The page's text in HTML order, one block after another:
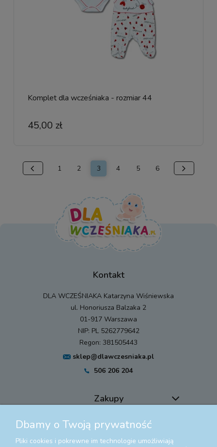
Komplet dla wcześniaka - rozmiar 44
45,00 zł
1 2 3 4 5 6
Kontakt
DLA WCZEŚNIAKA Katarzyna Wiśniewska
ul. Honoriusza Balzaka 2
01-917 Warszawa
NIP: PL 5262779642
Regon: 381505443
sklep@dlawczesniaka.pl
506 206 204
Zakupy
Pomoc
Dbamy o Twoją prywatność
Pliki cookies i pokrewne im technologie umożliwiają